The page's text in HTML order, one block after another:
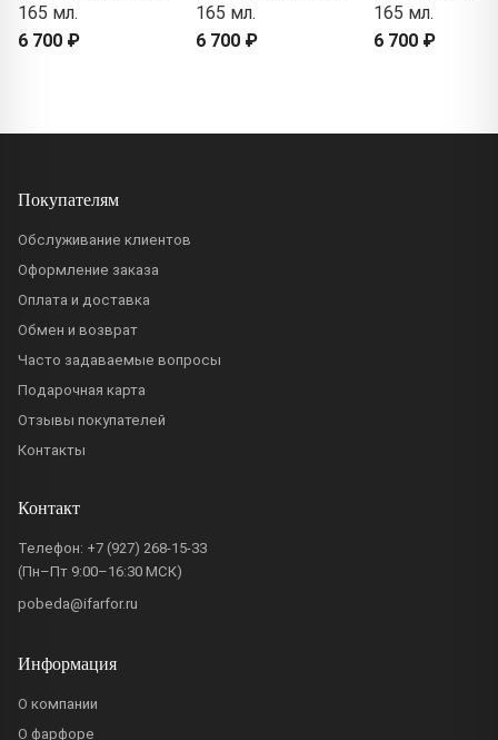
165 мл.
6 700 ₽
165 мл.
6 700 ₽
165 мл.
6 700 ₽
Покупателям
Обслуживание клиентов
Оформление заказа
Оплата и доставка
Обмен и возврат
Часто задаваемые вопросы
Подарочная карта
Отзывы покупателей
Контакты
Контакт
Телефон: +7 (927) 268-15-33
(Пн–Пт 9:00–16:30 МСК)
pobeda@ifarfor.ru
Информация
О компании
О фарфоре